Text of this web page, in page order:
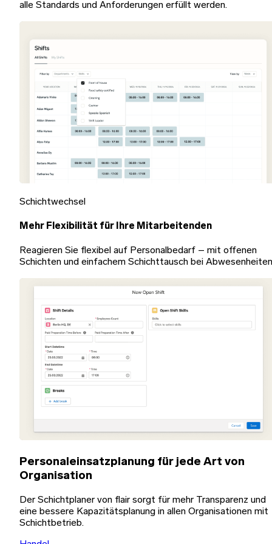
alle Standards und Anforderungen erfüllt werden.
Schichtwechsel
Mehr Flexibilität für Ihre Mitarbeitenden
Reagieren Sie flexibel auf Personalbedarf – mit offenen
Schichten und einfachem Schichttausch bei
Personaleinsatzplanung für jede Art von
Organisation
Der Schichtplaner von flair sorgt für mehr Transparenz und
eine bessere Kapazitätsplanung in allen Organisationen mit
Schichtbetrieb.